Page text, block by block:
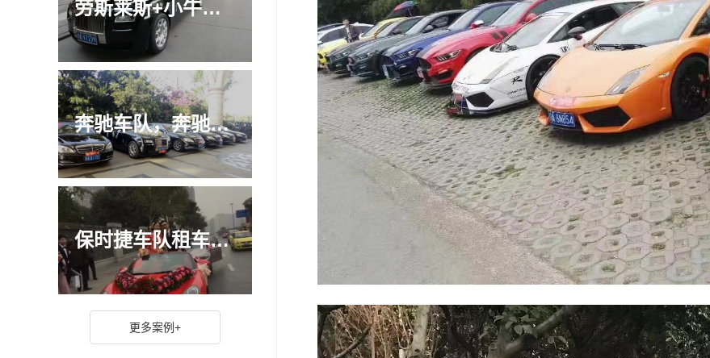
劳斯莱斯+小牛车队，豪车跑车租车队案例
奔驰车队，奔驰宝马类租车案例
保时捷车队租车案例
更多案例+